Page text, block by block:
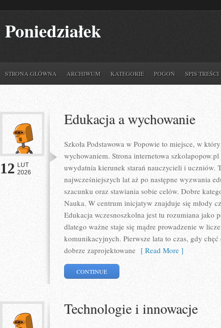
Poniedziałek
STRONA GŁÓWNA ARCHIWUM KATEGORIE POGOŃ SPIS TREŚCI
12 LUT
2026
Edukacja a wychowanie
Szkoła Podstawowa w Popowie to miejsce, w
wychowaniem. Strona internetowa
uwydatnia kierunek starań nauczycieli i uczniów.
najwcześniejszych lat aż po następne wyzwania
szacunku oraz stawiania sobie celów. Dobre
Nauka. W centrum inicjatyw znajduje się młody
Edukacja wczesnoszkolna jest tu rozumiana jako
dlatego ważne staje się mądre prowadzenie w
komunikacyjnych. Pierwsze lata to czas, gdy
dobrze zaprojektowane [ Read More ]
CONTINUE
Technologie i innowacje